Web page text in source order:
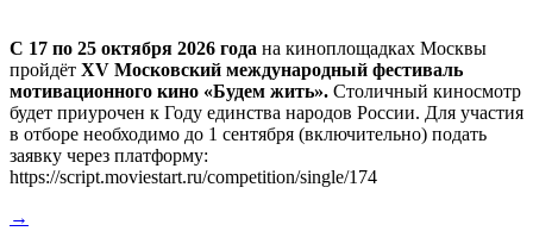
С 17 по 25 октября 2026 года на киноплощадках Москвы
пройдёт ХV Московский международный фестиваль
мотивационного кино «Будем жить». Столичный киносмотр
будет приурочен к Году единства народов России. Для участия
в отборе необходимо до 1 сентября (включительно) подать
заявку через платформу:
https://script.moviestart.ru/competition/single/174
→